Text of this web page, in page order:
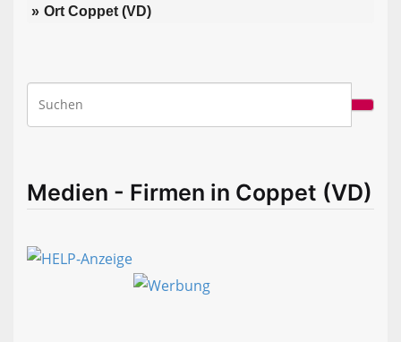
Ort Coppet (VD)
Medien - Firmen in Coppet (VD)